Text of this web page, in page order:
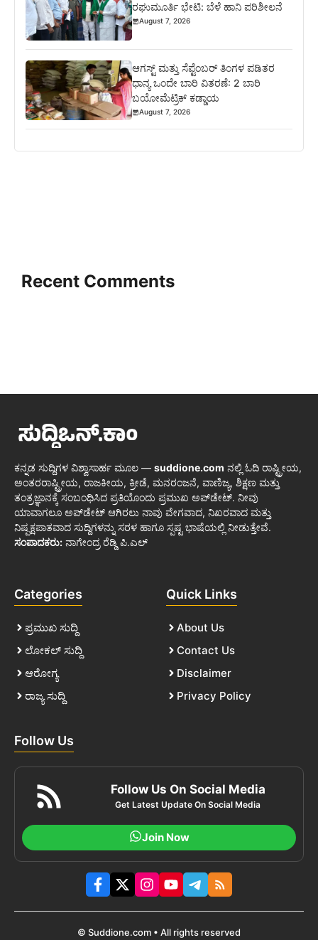
ರಘುಮೂರ್ತಿ ಭೇಟಿ: ಬೆಳೆ ಹಾನಿ ಪರಿಶೀಲನೆ
August 7, 2026
ಆಗಸ್ಟ್ ಮತ್ತು ಸೆಪ್ಟೆಂಬರ್ ತಿಂಗಳ ಪಡಿತರ
ಧಾನ್ಯ ಒಂದೇ ಬಾರಿ ವಿತರಣೆ: 2 ಬಾರಿ
ಬಯೋಮೆಟ್ರಿಕ್ ಕಡ್ಡಾಯ
August 7, 2026
Recent Comments
ಕನ್ನಡ ಸುದ್ದಿಗಳ ವಿಶ್ವಾಸಾರ್ಹ ಮೂಲ — suddione.com ನಲ್ಲಿ ಓದಿ ರಾಷ್ಟ್ರೀಯ,
ಅಂತರರಾಷ್ಟ್ರೀಯ, ರಾಜಕೀಯ, ಕ್ರೀಡೆ, ಮನರಂಜನೆ, ವಾಣಿಜ್ಯ, ಶಿಕ್ಷಣ ಮತ್ತು
ತಂತ್ರಜ್ಞಾನಕ್ಕೆ ಸಂಬಂಧಿಸಿದ ಪ್ರತಿಯೊಂದು ಪ್ರಮುಖ ಅಪ್‌ಡೇಟ್. ನೀವು
ಯಾವಾಗಲೂ ಅಪ್‌ಡೇಟ್ ಆಗಿರಲು ನಾವು ವೇಗವಾದ, ನಿಖರವಾದ ಮತ್ತು
ನಿಷ್ಪಕ್ಷಪಾತವಾದ ಸುದ್ದಿಗಳನ್ನು ಸರಳ ಹಾಗೂ ಸ್ಪಷ್ಟ ಭಾಷೆಯಲ್ಲಿ ನೀಡುತ್ತೇವೆ.
ಸಂಪಾದಕರು: ನಾಗೇಂದ್ರ ರೆಡ್ಡಿ ಪಿ.ಎಲ್
Categories
ಪ್ರಮುಖ ಸುದ್ದಿ
ಲೋಕಲ್ ಸುದ್ದಿ
ಆರೋಗ್ಯ
ರಾಜ್ಯ ಸುದ್ದಿ
Quick Links
About Us
Contact Us
Disclaimer
Privacy Policy
Follow Us
Follow Us On Social Media
Get Latest Update On Social Media
Join Now
© Suddione.com • All rights reserved